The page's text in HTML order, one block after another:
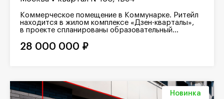
Коммерческое помещение в Коммунарке. Ритейл
находится в жилом комплексе «Дзен-кварталы»,
в проекте спланированы образовательный...
28 000 000 ₽
Новинка